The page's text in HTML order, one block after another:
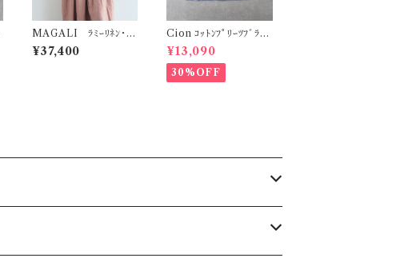
MAGALI ﾗﾐｰﾘﾈﾝ･ﾀ
ﾌﾞﾘｴﾜﾝﾋﾟｰｽ (ﾀﾞｽﾃｨｺｰﾗ
ﾙ) OP205PK
¥37,400
Cion ｺｯﾄﾝﾌﾟﾘｰﾂﾌﾞﾗｳｽ
(ﾌﾞﾙｰｸﾞﾚｰ (ｸﾞﾚｰ系)) 1
9-16231
¥13,090
30%OFF